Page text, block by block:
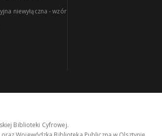
niewyłączna - wzór
Biblioteki Cyfrowej.